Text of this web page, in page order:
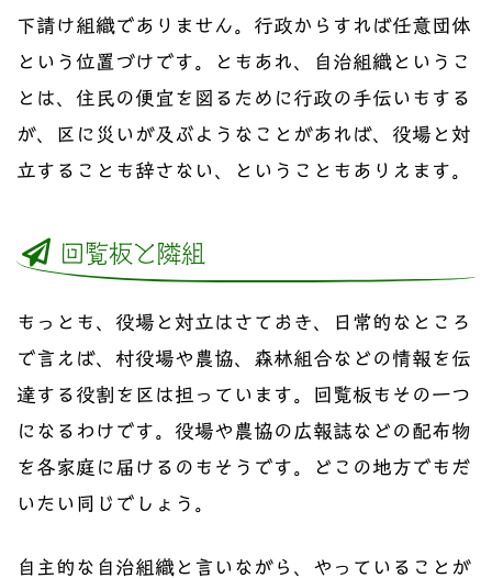
下請け組織でありません。行政からすれば任意団体
という位置づけです。ともあれ、自治組織というこ
とは、住民の便宜を図るために行政の手伝いもする
が、区に災いが及ぶようなことがあれば、役場と対
立することも辞さない、ということもありえます。
回覧板と隣組
もっとも、役場と対立はさておき、日常的なところ
で言えば、村役場や農協、森林組合などの情報を伝
達する役割を区は担っています。回覧板もその一つ
になるわけです。役場や農協の広報誌などの配布物
を各家庭に届けるのもそうです。どこの地方でもだ
いたい同じでしょう。
自主的な自治組織と言いながら、やっていることが